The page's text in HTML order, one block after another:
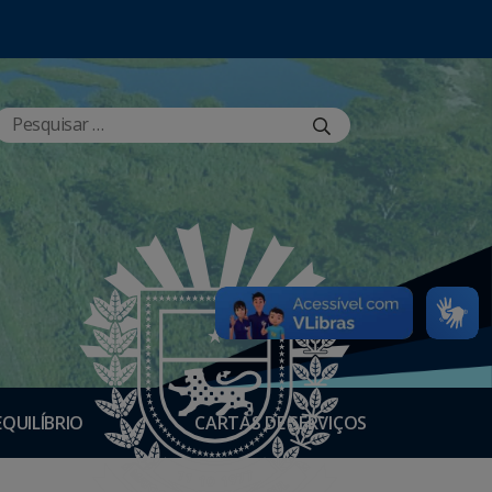
CARTAS DE SERVIÇOS